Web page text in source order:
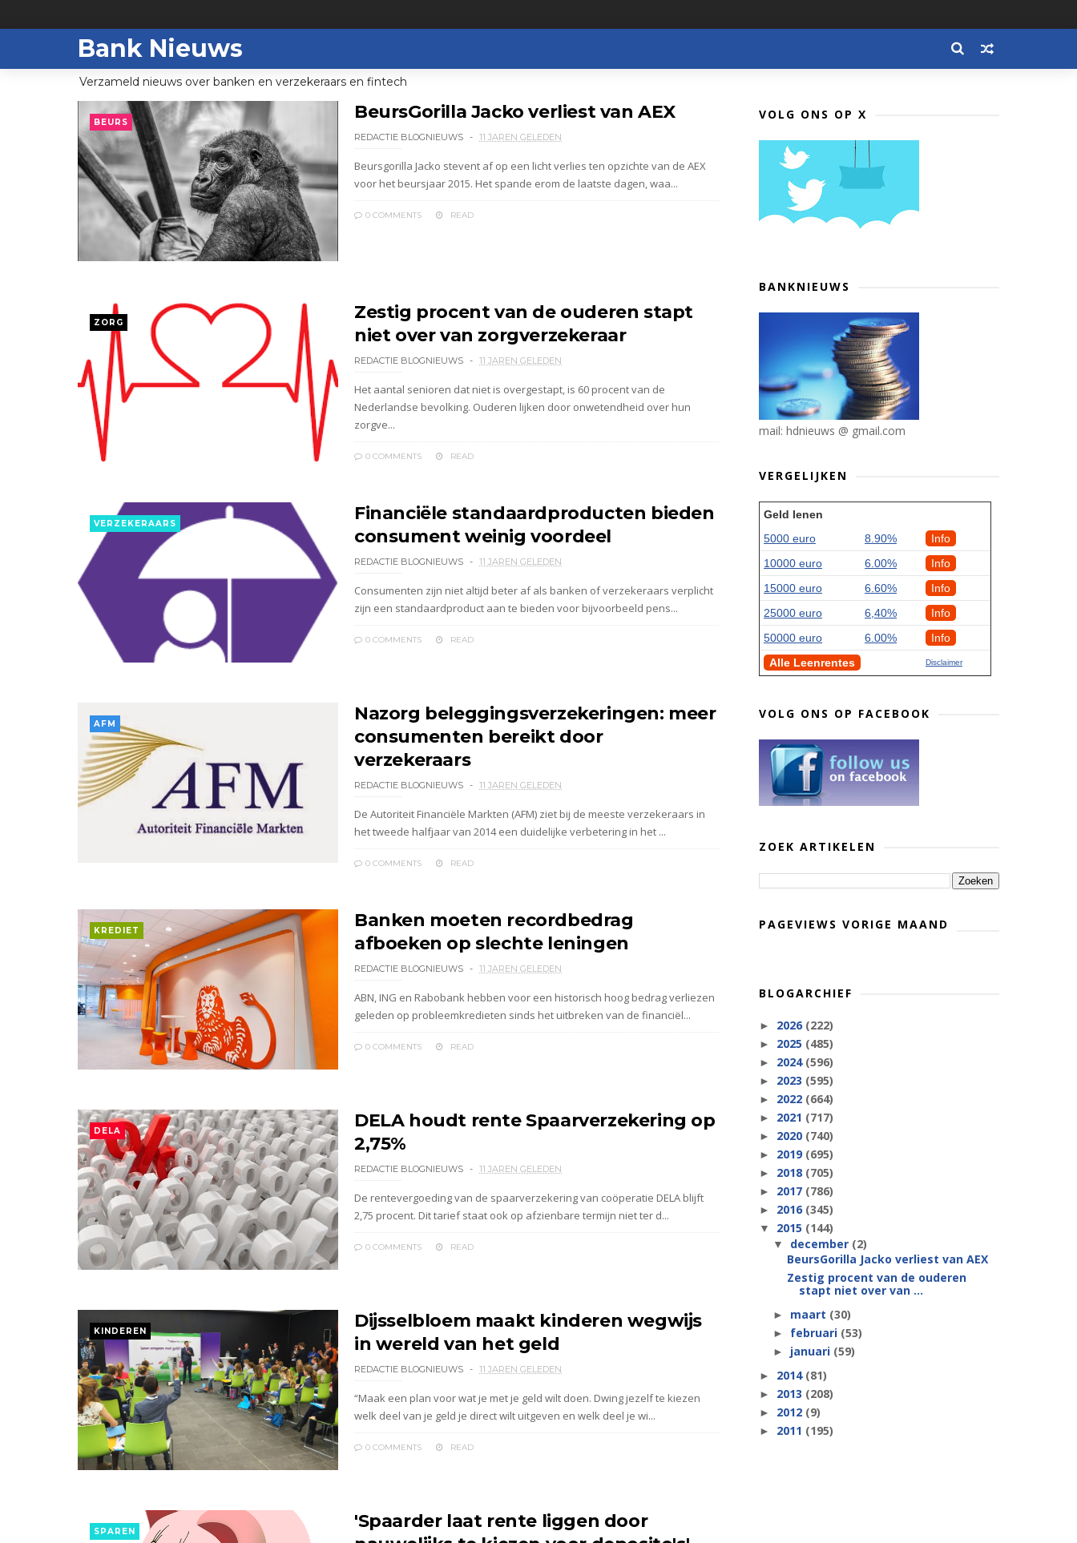
Bank Nieuws
Verzameld nieuws over banken en verzekeraars en fintech
BEURS BeursGorilla Jacko verliest van AEX
REDACTIE BLOGNIEUWS 11 JAREN GELEDEN
Beursgorilla Jacko stevent af op een licht verlies ten opzichte van de AEX
voor het beursjaar 2015. Het spande erom de laatste dagen, waa...
0 COMMENTS READ
ZORG
Zestig procent van de ouderen stapt
niet over van zorgverzekeraar
REDACTIE BLOGNIEUWS 11 JAREN GELEDEN
Het aantal senioren dat niet is overgestapt, is 60 procent van de
Nederlandse bevolking. Ouderen lijken door onwetendheid over hun
zorgve...
0 COMMENTS READ
VERZEKERAARS
Financiële standaardproducten bieden
consument weinig voordeel
REDACTIE BLOGNIEUWS 11 JAREN GELEDEN
Consumenten zijn niet altijd beter af als banken of verzekeraars verplicht
zijn een standaardproduct aan te bieden voor bijvoorbeeld pens...
0 COMMENTS READ
AFM
Nazorg beleggingsverzekeringen: meer
consumenten bereikt door
verzekeraars
REDACTIE BLOGNIEUWS 11 JAREN GELEDEN
De Autoriteit Financiële Markten (AFM) ziet bij de meeste verzekeraars in
het tweede halfjaar van 2014 een duidelijke verbetering in het ...
0 COMMENTS READ
KREDIET
Banken moeten recordbedrag
afboeken op slechte leningen
REDACTIE BLOGNIEUWS 11 JAREN GELEDEN
ABN, ING en Rabobank hebben voor een historisch hoog bedrag verliezen
geleden op probleemkredieten sinds het uitbreken van de financiël...
0 COMMENTS READ
DELA
DELA houdt rente Spaarverzekering op
2,75%
REDACTIE BLOGNIEUWS 11 JAREN GELEDEN
De rentevergoeding van de spaarverzekering van coöperatie DELA blijft
2,75 procent. Dit tarief staat ook op afzienbare termijn niet ter d...
0 COMMENTS READ
KINDEREN
Dijsselbloem maakt kinderen wegwijs
in wereld van het geld
REDACTIE BLOGNIEUWS 11 JAREN GELEDEN
“Maak een plan voor wat je met je geld wilt doen. Dwing jezelf te kiezen
welk deel van je geld je direct wilt uitgeven en welk deel je wi...
0 COMMENTS READ
SPAREN
'Spaarder laat rente liggen door
VOLG ONS OP X
BANKNIEUWS
mail: hdnieuws @ gmail.com
VERGELIJKEN
Geld lenen
5000 euro
8.90%
Info
10000 euro
6.00%
Info
15000 euro
6.60%
Info
25000 euro
6,40%
Info
50000 euro
6.00%
Info
Alle Leenrentes
Disclaimer
VOLG ONS OP FACEBOOK
ZOEK ARTIKELEN
PAGEVIEWS VORIGE MAAND
BLOGARCHIEF
► 2026 (222)
► 2025 (485)
► 2024 (596)
► 2023 (595)
► 2022 (664)
► 2021 (717)
► 2020 (740)
► 2019 (695)
► 2018 (705)
► 2017 (786)
► 2016 (345)
▼ 2015 (144)
▼ december (2)
BeursGorilla Jacko verliest van AEX
Zestig procent van de ouderen
stapt niet over van ...
► maart (30)
► februari (53)
► januari (59)
► 2014 (81)
► 2013 (208)
► 2012 (9)
► 2011 (195)